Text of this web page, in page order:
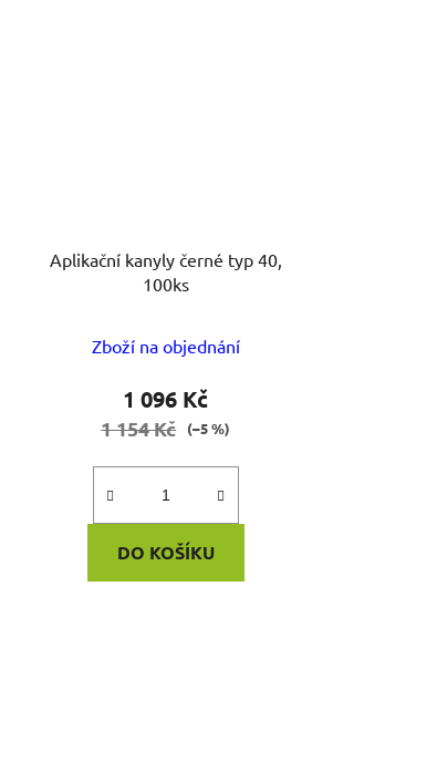
Aplikační kanyly černé typ 40,
100ks
Zboží na objednání
1 096 Kč
1 154 Kč (–5 %)
DO KOŠÍKU